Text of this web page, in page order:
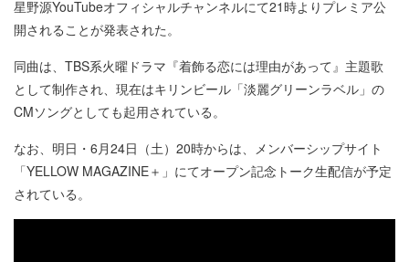
星野源YouTubeオフィシャルチャンネルにて21時よりプレミア公
開されることが発表された。
同曲は、TBS系火曜ドラマ『着飾る恋には理由があって』主題歌
として制作され、現在はキリンビール「淡麗グリーンラベル」の
CMソングとしても起用されている。
なお、明日・6月24日（土）20時からは、メンバーシップサイト
「YELLOW MAGAZINE＋」にてオープン記念トーク生配信が予定
されている。